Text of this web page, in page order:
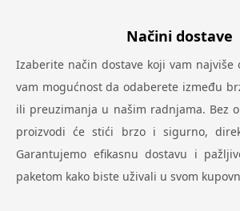
Načini dostave
Izaberite način dostave koji vam najviše
vam mogućnost da odaberete između
ili preuzimanja u našim radnjama. Bez
proizvodi će stići brzo i sigurno,
Garantujemo efikasnu dostavu i
paketom kako biste uživali u svom